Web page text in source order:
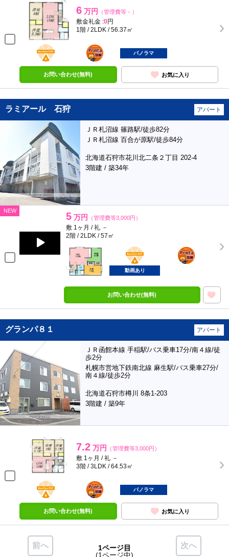
6 万円 （管理費等－）
敷金礼金 :0円
1階 / 2LDK / 56.37㎡
BunChinPAY
ポンタ
部屋
パノラマ
お問い合わせ(無料) お気に入り
ラミアール 石狩 アパート
ＪＲ札沼線 篠路駅/徒歩82分
ＪＲ札沼線 百合が原駅/徒歩84分
北海道石狩市花川北二条２丁目 202-4
3階建 / 築34年
NEW 5 万円 （管理費等3,000円）
敷 1ヶ月 / 礼 －
2階 / 2LDK / 57㎡
BunChinPAY
ポンタ
部屋
動画あり
お問い合わせ(無料)
グランパ８１ アパート
ＪＲ函館本線 手稲駅/バス乗車17分/南４線/徒
歩2分
札幌市営地下鉄南北線 麻生駅/バス乗車27分/
南４線/徒歩2分
北海道石狩市樽川 8条1-203
3階建 / 築9年
7.2 万円 （管理費等3,000円）
敷 1ヶ月 / 礼 －
3階 / 3LDK / 64.53㎡
BunChinPAY
ポンタ
部屋
パノラマ
お問い合わせ(無料) お気に入り
前へ 次へ
1ページ目
(1ページ中)